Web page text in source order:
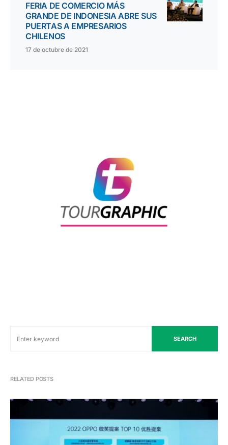
FERIA DE COMERCIO MÁS
GRANDE DE INDONESIA ABRE SUS
PUERTAS A EMPRESARIOS
CHILENOS
17 de octubre de 2021
SEARCH
RELATED POSTS